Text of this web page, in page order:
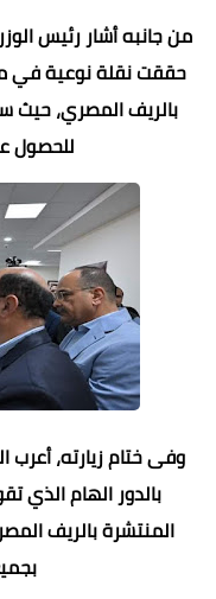
من جانبه أشار رئيس
حققت نقلة نوعية في
بالريف المصري،
للحصول
وفى ختام زيارته،
بالدور الهام الذي
المنتشرة بالريف